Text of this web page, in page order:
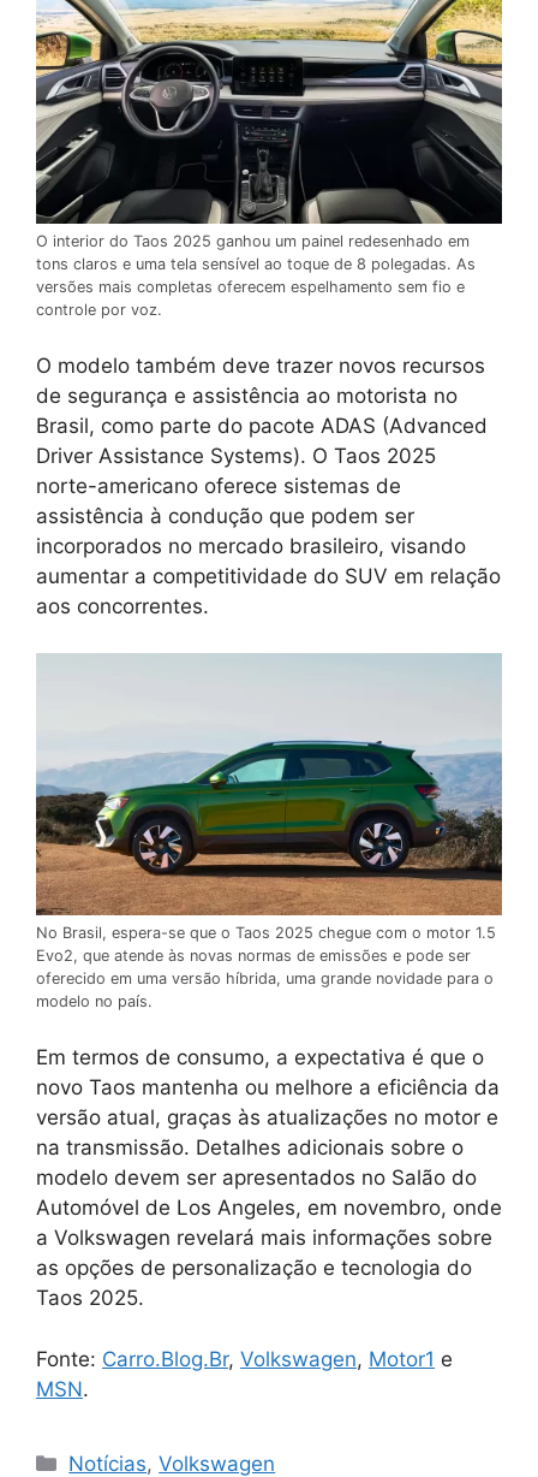
O interior do Taos 2025 ganhou um painel redesenhado em
tons claros e uma tela sensível ao toque de 8 polegadas. As
versões mais completas oferecem espelhamento sem fio e
controle por voz.
O modelo também deve trazer novos recursos
de segurança e assistência ao motorista no
Brasil, como parte do pacote ADAS (Advanced
Driver Assistance Systems). O Taos 2025
norte-americano oferece sistemas de
assistência à condução que podem ser
incorporados no mercado brasileiro, visando
aumentar a competitividade do SUV em relação
aos concorrentes.
No Brasil, espera-se que o Taos 2025 chegue com o motor 1.5
Evo2, que atende às novas normas de emissões e pode ser
oferecido em uma versão híbrida, uma grande novidade para o
modelo no país.
Em termos de consumo, a expectativa é que o
novo Taos mantenha ou melhore a eficiência da
versão atual, graças às atualizações no motor e
na transmissão. Detalhes adicionais sobre o
modelo devem ser apresentados no Salão do
Automóvel de Los Angeles, em novembro, onde
a Volkswagen revelará mais informações sobre
as opções de personalização e tecnologia do
Taos 2025.
Fonte: Carro.Blog.Br, Volkswagen, Motor1 e
MSN.
Categorias
Notícias,Volkswagen